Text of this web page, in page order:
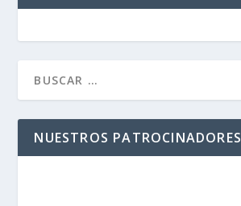
NUESTROS PATROCINADORES